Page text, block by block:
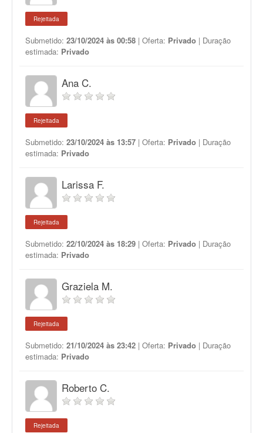
Rejeitada
Submetido: 23/10/2024 às 00:58 | Oferta: Privado | Duração
estimada: Privado
Ana C.
Rejeitada
Submetido: 23/10/2024 às 13:57 | Oferta: Privado | Duração
estimada: Privado
Larissa F.
Rejeitada
Submetido: 22/10/2024 às 18:29 | Oferta: Privado | Duração
estimada: Privado
Graziela M.
Rejeitada
Submetido: 21/10/2024 às 23:42 | Oferta: Privado | Duração
estimada: Privado
Roberto C.
Rejeitada